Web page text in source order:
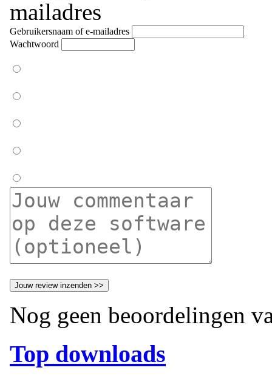
mailadres
Gebruikersnaam of e-mailadres
Wachtwoord
Nog geen beoordelingen
Top downloads